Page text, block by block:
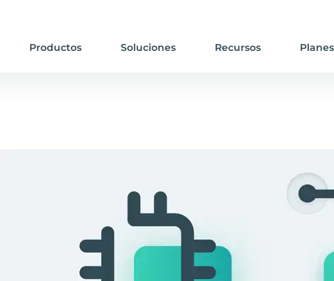
Productos Soluciones Recursos Planes